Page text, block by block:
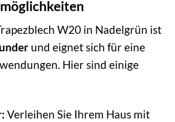
W20 in Nadelgrün ist
und eignet sich für eine
Hier sind einige
Verleihen Sie Ihrem Haus mit